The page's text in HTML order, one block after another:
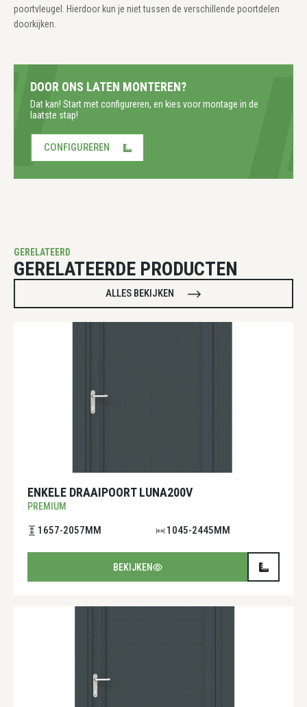
poortvleugel. Hierdoor kun je niet tussen de verschillende poortdelen
doorkijken.
DOOR ONS LATEN MONTEREN?
Dat kan! Start met configureren, en kies voor montage in de
laatste stap!
CONFIGUREREN
GERELATEERD
GERELATEERDE PRODUCTEN
ALLES BEKIJKEN
ENKELE DRAAIPOORT LUNA200V
PREMIUM
1657-2057MM 1045-2445MM
BEKIJKEN